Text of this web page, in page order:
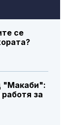
се
"Макаби":
за